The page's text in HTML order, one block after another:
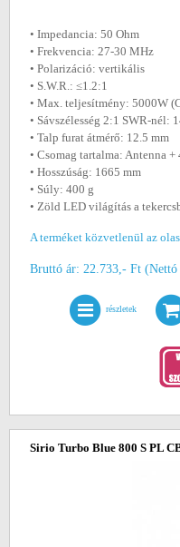
• Impedancia: 50 Ohm
• Frekvencia: 27-30 MHz
• Polarizáció: vertikális
• S.W.R.: ≤1.2:1
• Max. teljesítmény: 5000W
• Sávszélesség 2:1 SWR-nél:
• Talp furat átmérő: 12.5 mm
• Csomag tartalma: Antenna
• Hosszúság: 1665 mm
• Súly: 400 g
• Zöld LED világítás a
A terméket közvetlenül az
Bruttó ár: 22.733,- Ft
részletek
Sirio Turbo Blue 800 S PL